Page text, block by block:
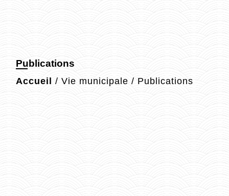
Publications
Accueil / Vie municipale / Publications